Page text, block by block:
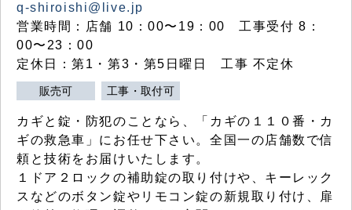
q-shiroishi@live.jp
営業時間：店舗 10：00〜19：00 工事受付 8：
00〜23：00
定休日：第1・第3・第5日曜日 工事 不定休
販売可 工事・取付可
カギと錠・防犯のことなら、「カギの１１０番・カ
ギの救急車」にお任せ下さい。全国一の店舗数で信
頼と技術をお届けいたします。
１ドア２ロックの補助錠の取り付けや、キーレック
スなどのボタン錠やリモコン錠の新規取り付け、扉